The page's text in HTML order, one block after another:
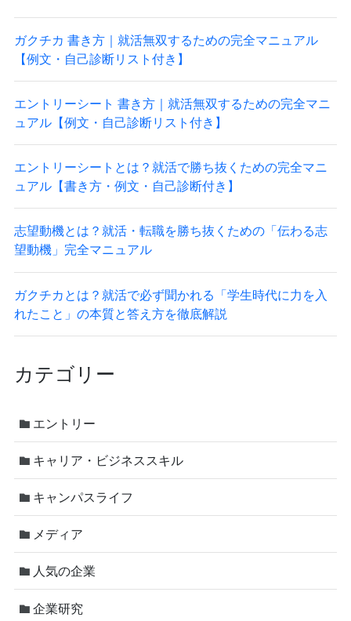
ガクチカ 書き方｜就活無双するための完全マニュアル
【例文・自己診断リスト付き】
エントリーシート 書き方｜就活無双するための完全マニ
ュアル【例文・自己診断リスト付き】
エントリーシートとは？就活で勝ち抜くための完全マニ
ュアル【書き方・例文・自己診断付き】
志望動機とは？就活・転職を勝ち抜くための「伝わる志
望動機」完全マニュアル
ガクチカとは？就活で必ず聞かれる「学生時代に力を入
れたこと」の本質と答え方を徹底解説
カテゴリー
エントリー
キャリア・ビジネススキル
キャンパスライフ
メディア
人気の企業
企業研究